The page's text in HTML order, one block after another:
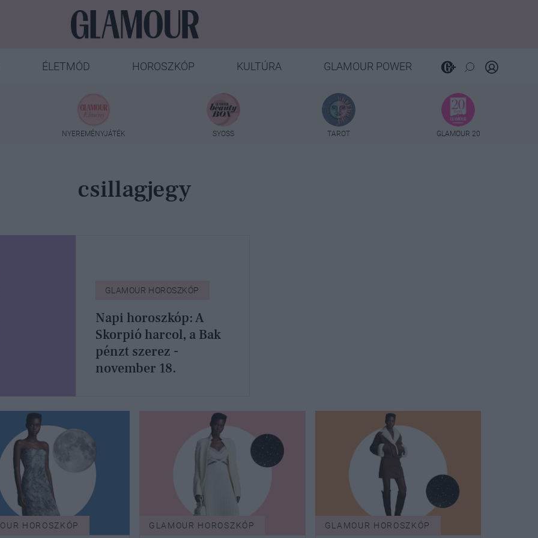
ÉLETMÓD HOROSZKÓP KULTÚRA GLAMOUR POWER
NYEREMÉNYJÁTÉK SYOSS TAROT GLAMOUR 20
csillagjegy
GLAMOUR HOROSZKÓP
Napi horoszkóp: A
Skorpió harcol, a Bak
pénzt szerez -
november 18.
HOROSZKÓP GLAMOUR HOROSZKÓP GLAMOUR HOROSZKÓP